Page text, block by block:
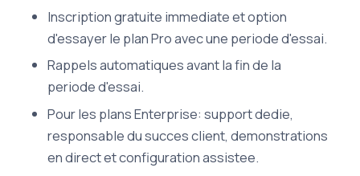
Inscription gratuite immediate et option
d'essayer le plan Pro avec une periode d'essai.
Rappels automatiques avant la fin de la
periode d'essai.
Pour les plans Enterprise: support dedie,
responsable du succes client, demonstrations
en direct et configuration assistee.